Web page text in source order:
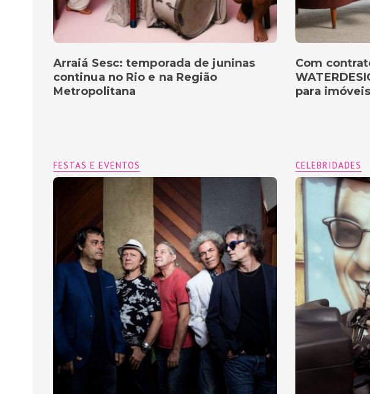
Com
para
Arraiá Sesc: temporada de juninas
continua no Rio e na Região
Metropolitana
CELEBRIDADES
FESTAS E EVENTOS